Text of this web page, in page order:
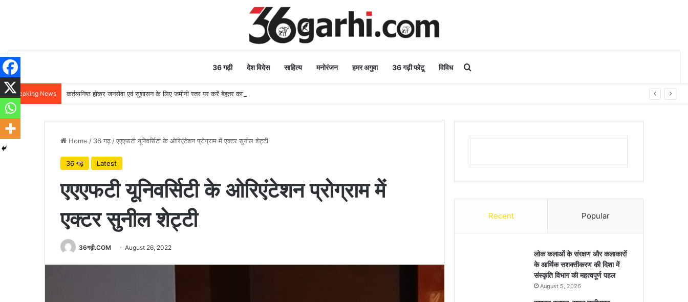
36 गढ़ी देश विदेस साहित्य मनोरंजन हमर अगुवा 36 गढ़ी फोटू विविध
Breaking News कर्तव्यनिष्ठ होकर जनसेवा एवं सुशासन के लिए जमीनी स्तर पर करें बेहतर कार्य: मुख्यमंत्री
Home / 36 गढ़ /एएएफटी यूनिवर्सिटी के ओरिएंटेशन प्रोग्राम में एक्टर सुनील शेट्टी
36 गढ़ Latest
एएएफटी यूनिवर्सिटी के ओरिएंटेशन प्रोग्राम में
एक्टर सुनील शेट्टी
36गढ़ी.COM August 26, 2022
Recent Popular
लोक कलाओं के संरक्षण और कलाकारों
के आर्थिक सशक्तीकरण की दिशा में
संस्कृति विभाग की महत्वपूर्ण पहल
August 5, 2026